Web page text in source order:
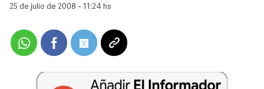
25 de julio de 2008 - 11:24 hs